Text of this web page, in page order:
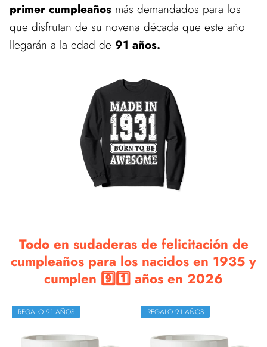
primer cumpleaños más demandados para los
que disfrutan de su novena década que este año
llegarán a la edad de 91 años.
Todo en sudaderas de felicitación de
cumpleaños para los nacidos en 1935 y
cumplen 9️⃣1️⃣ años en 2026
REGALO 91 AÑOS REGALO 91 AÑOS